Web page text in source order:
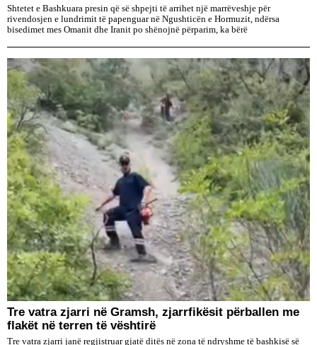
Shtetet e Bashkuara presin që së shpejti të arrihet një marrëveshje për
rivendosjen e lundrimit të papenguar në Ngushticën e Hormuzit, ndërsa
bisedimet mes Omanit dhe Iranit po shënojnë përparim, ka bërë
Tre vatra zjarri në Gramsh, zjarrfikësit përballen me
flakët në terren të vështirë
Tre vatra zjarri janë regjistruar gjatë ditës në zona të ndryshme të bashkisë së